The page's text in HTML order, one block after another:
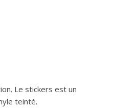
Le stickers est un
teinté.